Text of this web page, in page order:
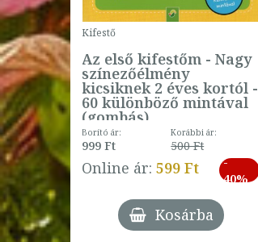
-
ár:
Ft
Ft
-
27%
Kifestő
Az első kifestőm - Nagy
színezőélmény
kicsiknek 2 éves kortól -
60 különböző mintával
(gombás)
Borító ár:
999 Ft
Korábbi ár:
500 Ft
Online ár: 599 Ft
-
40%
Kosárba